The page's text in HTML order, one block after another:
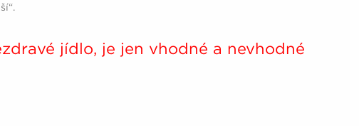
jídlo, je jen vhodné a nevhodné